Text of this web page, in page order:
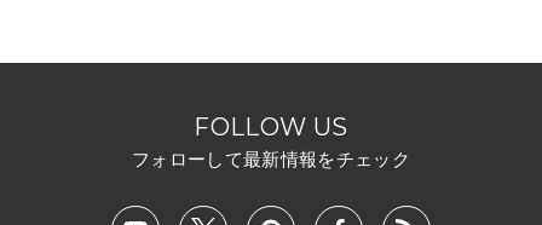
FOLLOW US
フォローして最新情報をチェック